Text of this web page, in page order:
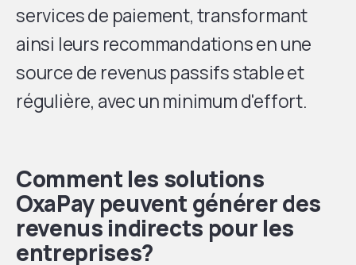
services de paiement, transformant
ainsi leurs recommandations en une
source de revenus passifs stable et
régulière, avec un minimum d'effort.
Comment les solutions
OxaPay peuvent générer des
revenus indirects pour les
entreprises?